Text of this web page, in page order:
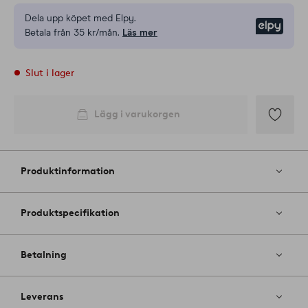
Dela upp köpet med Elpy.
Betala från 35 kr/mån. Läs mer
Slut i lager
Lägg i varukorgen
till
favoriter
Produktinformation
Produktspecifikation
Betalning
Leverans